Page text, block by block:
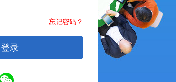
忘记密码？